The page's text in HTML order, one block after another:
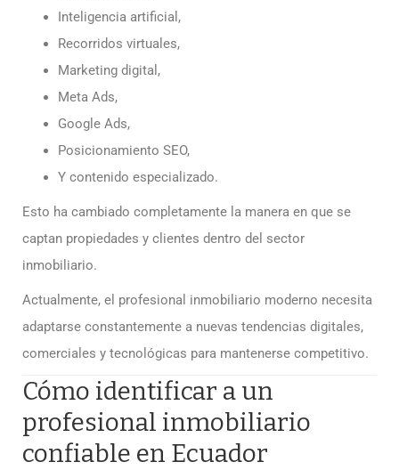
Inteligencia artificial,
Recorridos virtuales,
Marketing digital,
Meta Ads,
Google Ads,
Posicionamiento SEO,
Y contenido especializado.
Esto ha cambiado completamente la manera en que se
captan propiedades y clientes dentro del sector
inmobiliario.
Actualmente, el profesional inmobiliario moderno necesita
adaptarse constantemente a nuevas tendencias digitales,
comerciales y tecnológicas para mantenerse competitivo.
Cómo identificar a un
profesional inmobiliario
confiable en Ecuador